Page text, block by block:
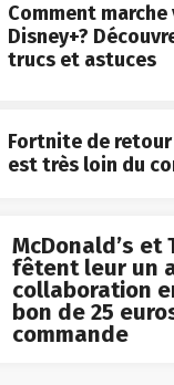
Comment
Disney+?
trucs et astuces
Fortnite de retour
est très loin du
McDonald’s et
fêtent leur un
collaboration
bon de 25
commande